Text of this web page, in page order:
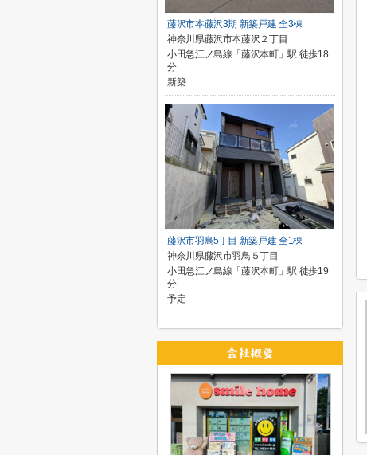
藤沢市本藤沢3期 新築戸建 全3棟
神奈川県藤沢市本藤沢２丁目
小田急江ノ島線「藤沢本町」駅 徒歩18
分
新築
藤沢市羽鳥5丁目 新築戸建 全1棟
神奈川県藤沢市羽鳥５丁目
小田急江ノ島線「藤沢本町」駅 徒歩19
分
予定